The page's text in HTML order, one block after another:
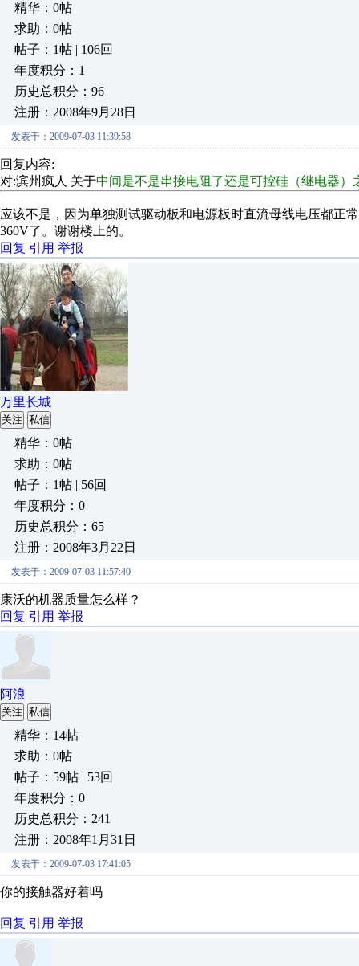
精华：0帖
求助：0帖
帖子：1帖 | 106回
年度积分：1
历史总积分：96
注册：2008年9月28日
发表于：2009-07-03 11:39:58
回复内容:
对:滨州疯人 关于中间是不是串接电阻了还是可控硅（继电器）
应该不是，因为单独测试驱动板和电源板时直流母线电压都正
360V了。谢谢楼上的。
回复 引用 举报
万里长城
关注 私信
精华：0帖
求助：0帖
帖子：1帖 | 56回
年度积分：0
历史总积分：65
注册：2008年3月22日
发表于：2009-07-03 11:57:40
康沃的机器质量怎么样？
回复 引用 举报
阿浪
关注 私信
精华：14帖
求助：0帖
帖子：59帖 | 53回
年度积分：0
历史总积分：241
注册：2008年1月31日
发表于：2009-07-03 17:41:05
你的接触器好着吗
回复 引用 举报